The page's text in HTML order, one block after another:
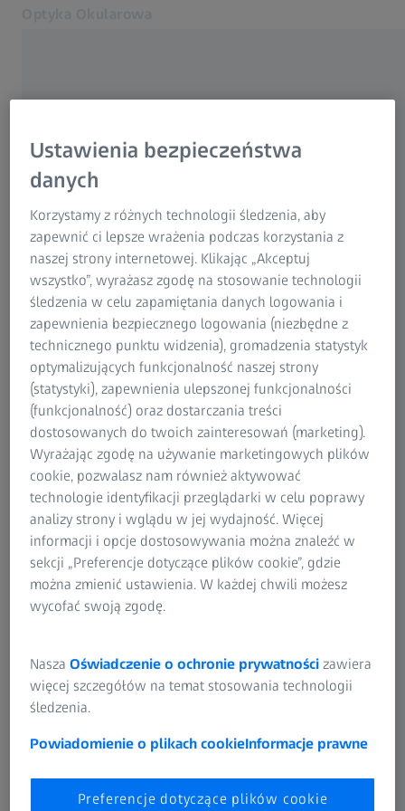
dla optyków i okulistów
Soczewki
Sprzęt
Zarządzanie krótkowzrocznością
Inne produkty
Wsparcie
O nas
Kontakt
Portal konsumencki ZEISS
Powiązane strony WWW firmy ZEISS
Dla konsumentów
Technologia medyczna
ZEISS Sunlens
Informacje o produktach i instrukcje
Grupa ZEISS
Soczewki
CZĘSTO UŻYWANE
Soczewki ZEISS SmartLife
Szkolenie i Nauka
Wsparcie biznesowe
O FIRMIE ZEISS
Informacje
Kariera
Informacje prasowe
Facebook
Ustawienia bezpieczeństwa
danych
Korzystamy z różnych technologii śledzenia, aby
zapewnić ci lepsze wrażenia podczas korzystania z
naszej strony internetowej. Klikając „Akceptuj
wszystko”, wyrażasz zgodę na stosowanie technologii
śledzenia w celu zapamiętania danych logowania i
zapewnienia bezpiecznego logowania (niezbędne z
technicznego punktu widzenia), gromadzenia statystyk
optymalizujących funkcjonalność naszej strony
(statystyki), zapewnienia ulepszonej funkcjonalności
(funkcjonalność) oraz dostarczania treści
dostosowanych do twoich zainteresowań (marketing).
Wyrażając zgodę na używanie marketingowych plików
cookie, pozwalasz nam również aktywować
technologie identyfikacji przeglądarki w celu poprawy
analizy strony i wglądu w jej wydajność. Więcej
informacji i opcje dostosowywania można znaleźć w
sekcji „Preferencje dotyczące plików cookie”, gdzie
można zmienić ustawienia. W każdej chwili możesz
wycofać swoją zgodę.
NaszaOświadczenie o ochronie prywatności zawiera
więcej szczegółów na temat stosowania technologii
śledzenia.
Powiadomienie o plikach cookieInformacje prawne
Preferencje dotyczące plików cookie